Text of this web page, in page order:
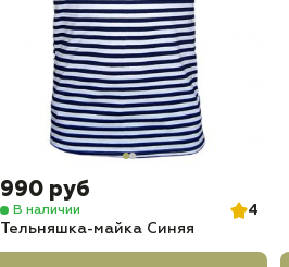
990 руб
В наличии
4
Тельняшка-майка Синяя